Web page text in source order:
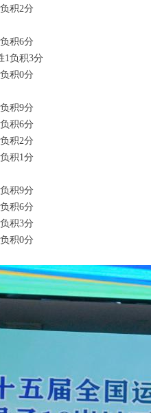
积2分
积6分
负积3分
积0分
积9分
积6分
积2分
积1分
积9分
积6分
积3分
积0分